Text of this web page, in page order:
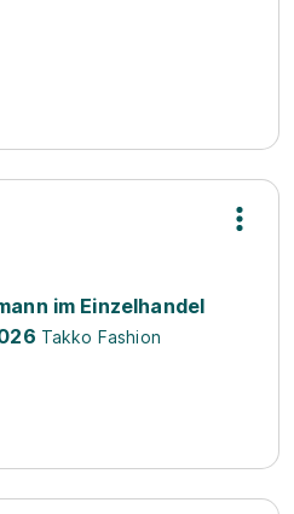
im Einzelhandel
Takko Fashion